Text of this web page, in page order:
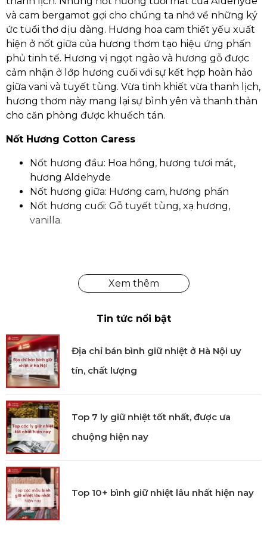
và cam bergamot gợi cho chúng ta nhớ về những ký
ức tuổi thơ dịu dàng. Hương hoa cam thiết yếu xuất
hiện ở nốt giữa của hương thơm tạo hiệu ứng phấn
phủ tinh tế. Hương vị ngọt ngào và hương gỗ được
cảm nhận ở lớp hương cuối với sự kết hợp hoàn hảo
giữa vani và tuyết tùng. Vừa tinh khiết vừa thanh lịch,
hương thơm này mang lại sự bình yên và thanh thản
cho căn phòng được khuếch tán.
Nốt Hương Cotton Caress
Nốt hương đầu: Hoa hồng, hương tươi mát,
hương Aldehyde
Nốt hương giữa: Hương cam, hương phấn
Nốt hương cuối: Gỗ tuyết tùng, xạ hương,
vanilla.
Hướng Dẫn Sử Dụng:
1) Lựa chọn hương thơm cho lọ khuếch tán tinh dầu
Tin tức nổi bật
Địa chỉ bán bình giữ nhiệt ở Hà Nội uy
tín, chất lượng
Top 7 ly giữ nhiệt tốt nhất, được ưa
chuộng hiện nay
Top 10+ bình giữ nhiệt lâu nhất hiện nay